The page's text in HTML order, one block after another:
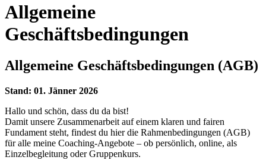
Allgemeine
Geschäftsbedingungen
Allgemeine Geschäftsbedingungen (AGB)
Stand: 01. Jänner 2026
Hallo und schön, dass du da bist!
Damit unsere Zusammenarbeit auf einem klaren und fairen
Fundament steht, findest du hier die Rahmenbedingungen (AGB)
für alle meine Coaching-Angebote – ob persönlich, online, als
Einzelbegleitung oder Gruppenkurs.